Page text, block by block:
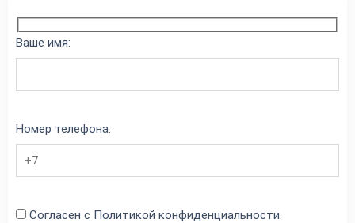
Ваше имя:
Номер телефона:
Согласен с Политикой конфиденциальности